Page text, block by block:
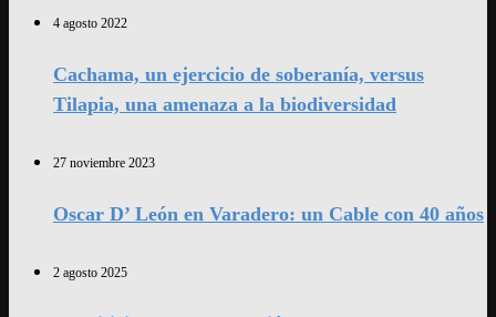
4 agosto 2022
Cachama, un ejercicio de soberanía, versus
Tilapia, una amenaza a la biodiversidad
27 noviembre 2023
Oscar D’ León en Varadero: un Cable con 40 años
2 agosto 2025